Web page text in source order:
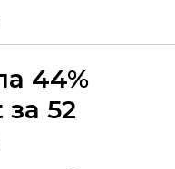
44%
52